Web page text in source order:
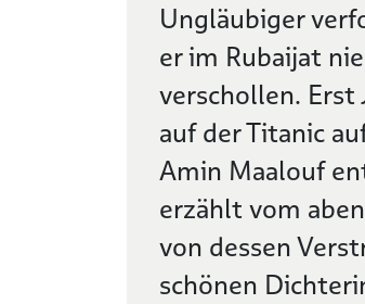
Ungläubiger
er im Rubaijat
verschollen.
auf der Titanic
Amin Maalouf
erzählt vom
von dessen
schönen